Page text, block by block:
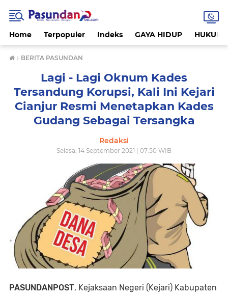
Home Terpopuler Indeks GAYA HIDUP HUKUM
› BERITA PASUNDAN
Lagi - Lagi Oknum Kades
Tersandung Korupsi, Kali Ini Kejari
Cianjur Resmi Menetapkan Kades
Gudang Sebagai Tersangka
Redaksi
Selasa, 14 September 2021 | 07:50 WIB
PASUNDANPOST, Kejaksaan Negeri (Kejari) Kabupaten